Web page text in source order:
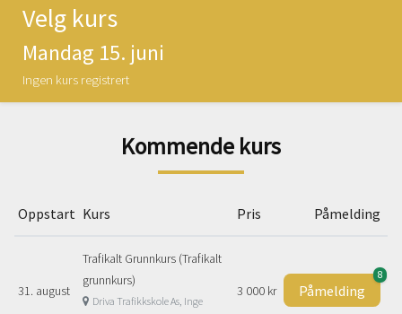
Velg kurs
Mandag 15. juni
Ingen kurs registrert
Kommende kurs
Oppstart Kurs Pris Påmelding
31. august
Trafikalt Grunnkurs (Trafikalt
grunnkurs)
Driva Trafikkskole As, Inge
3 000 kr Påmelding
8